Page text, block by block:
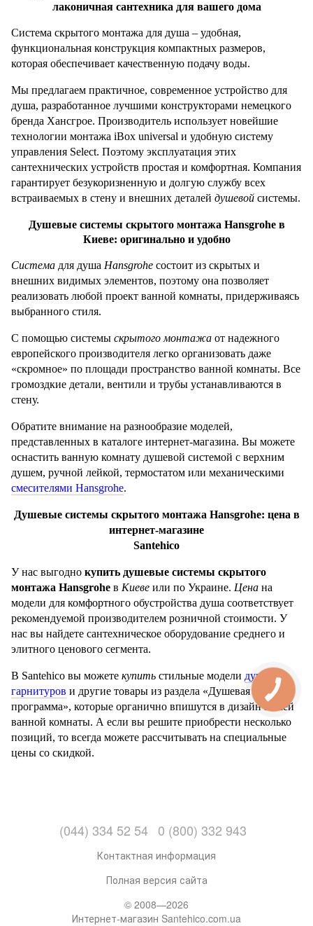
лаконичная сантехника для вашего дома
Система скрытого монтажа для душа – удобная,
функциональная конструкция компактных размеров,
которая обеспечивает качественную подачу воды.
Мы предлагаем практичное, современное устройство для
душа, разработанное лучшими конструкторами немецкого
бренда Хансгрое. Производитель использует новейшие
технологии монтажа iBox universal и удобную систему
управления Select. Поэтому эксплуатация этих
сантехнических устройств простая и комфортная. Компания
гарантирует безукоризненную и долгую службу всех
встраиваемых в стену и внешних деталей душевой системы.
Душевые системы скрытого монтажа Hansgrohe в
Киеве: оригинально и удобно
Система для душа Hansgrohe состоит из скрытых и
внешних видимых элементов, поэтому она позволяет
реализовать любой проект ванной комнаты, придерживаясь
выбранного стиля.
С помощью системы скрытого монтажа от надежного
европейского производителя легко организовать даже
«скромное» по площади пространство ванной комнаты. Все
громоздкие детали, вентили и трубы устанавливаются в
стену.
Обратите внимание на разнообразие моделей,
представленных в каталоге интернет-магазина. Вы можете
оснастить ванную комнату душевой системой с верхним
душем, ручной лейкой, термостатом или механическими
смесителями Hansgrohe.
Душевые системы скрытого монтажа Hansgrohe: цена в
интернет-магазине
Santehico
У нас выгодно купить душевые системы скрытого
монтажа Hansgrohe в Киеве или по Украине. Цена на
модели для комфортного обустройства душа соответствует
рекомендуемой производителем розничной стоимости. У
нас вы найдете сантехническое оборудование среднего и
элитного ценового сегмента.
В Santehico вы можете купить стильные модели душевых
гарнитуров и другие товары из раздела «Душевая
программа», которые органично впишутся в дизайн вашей
ванной комнаты. А если вы решите приобрести несколько
позиций, то всегда можете рассчитывать на специальные
цены со скидкой.
(044) 334 52 54 0 (800) 332 943
Контактная информация
Полная версия сайта
© 2008—2026
Интернет-магазин Santehico.com.ua